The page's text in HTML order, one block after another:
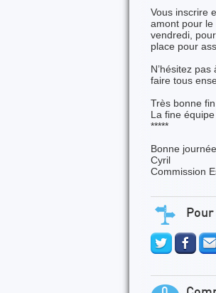
Vous inscrire
amont pour le
vendredi,
place pour
N’hésitez
faire tous
Très bonne
La fine
*****
Bonne
Cyril
Commission